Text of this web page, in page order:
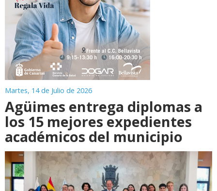
Martes, 14 de Julio de 2026
Agüimes entrega diplomas a
los 15 mejores expedientes
académicos del municipio